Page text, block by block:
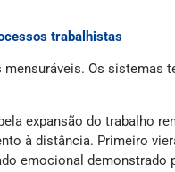
trabalhistas
Os
expansão do trabalho
à distância. Primeiro
emocional demonstrado